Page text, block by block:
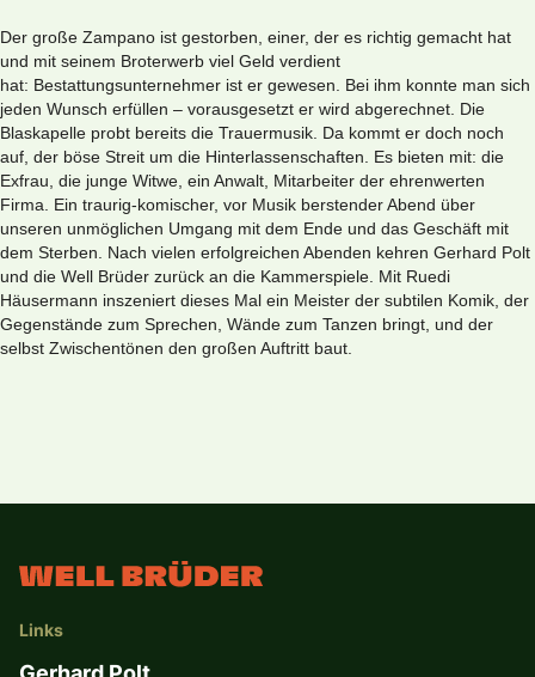
Der große Zampano ist gestorben, einer, der es richtig gemacht hat
und mit seinem Broterwerb viel Geld verdient
hat: Bestattungsunternehmer ist er gewesen. Bei ihm konnte man sich
jeden Wunsch erfüllen – vorausgesetzt er wird abgerechnet. Die
Blaskapelle probt bereits die Trauermusik. Da kommt er doch noch
auf, der böse Streit um die Hinterlassenschaften. Es bieten mit: die
Exfrau, die junge Witwe, ein Anwalt, Mitarbeiter der ehrenwerten
Firma. Ein traurig-komischer, vor Musik berstender Abend über
unseren unmöglichen Umgang mit dem Ende und das Geschäft mit
dem Sterben. Nach vielen erfolgreichen Abenden kehren Gerhard Polt
und die Well Brüder zurück an die Kammerspiele. Mit Ruedi
Häusermann inszeniert dieses Mal ein Meister der subtilen Komik, der
Gegenstände zum Sprechen, Wände zum Tanzen bringt, und der
selbst Zwischentönen den großen Auftritt baut.
Links